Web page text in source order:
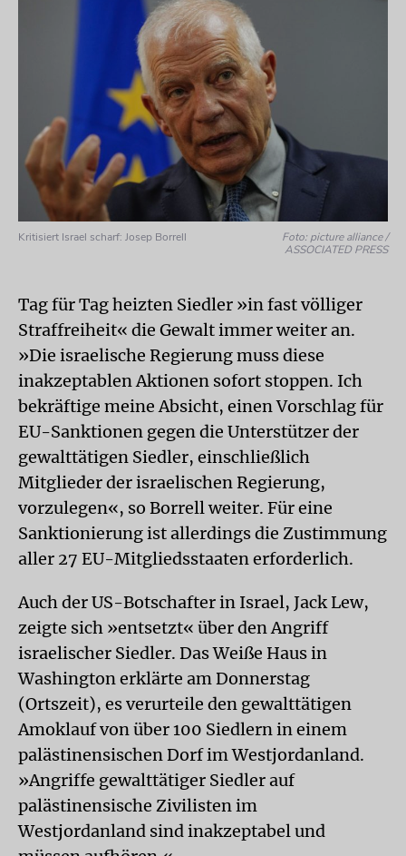
Kritisiert Israel scharf: Josep Borrell
Foto: picture alliance /
ASSOCIATED PRESS
Tag für Tag heizten Siedler »in fast völliger
Straffreiheit« die Gewalt immer weiter an.
»Die israelische Regierung muss diese
inakzeptablen Aktionen sofort stoppen. Ich
bekräftige meine Absicht, einen Vorschlag für
EU-Sanktionen gegen die Unterstützer der
gewalttätigen Siedler, einschließlich
Mitglieder der israelischen Regierung,
vorzulegen«, so Borrell weiter. Für eine
Sanktionierung ist allerdings die Zustimmung
aller 27 EU-Mitgliedsstaaten erforderlich.
Auch der US-Botschafter in Israel, Jack Lew,
zeigte sich »entsetzt« über den Angriff
israelischer Siedler. Das Weiße Haus in
Washington erklärte am Donnerstag
(Ortszeit), es verurteile den gewalttätigen
Amoklauf von über 100 Siedlern in einem
palästinensischen Dorf im Westjordanland.
»Angriffe gewalttätiger Siedler auf
palästinensische Zivilisten im
Westjordanland sind inakzeptabel und